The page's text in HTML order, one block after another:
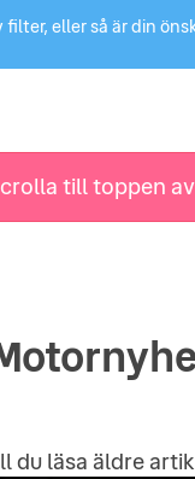
eller så är din
till toppen
du läsa äldre